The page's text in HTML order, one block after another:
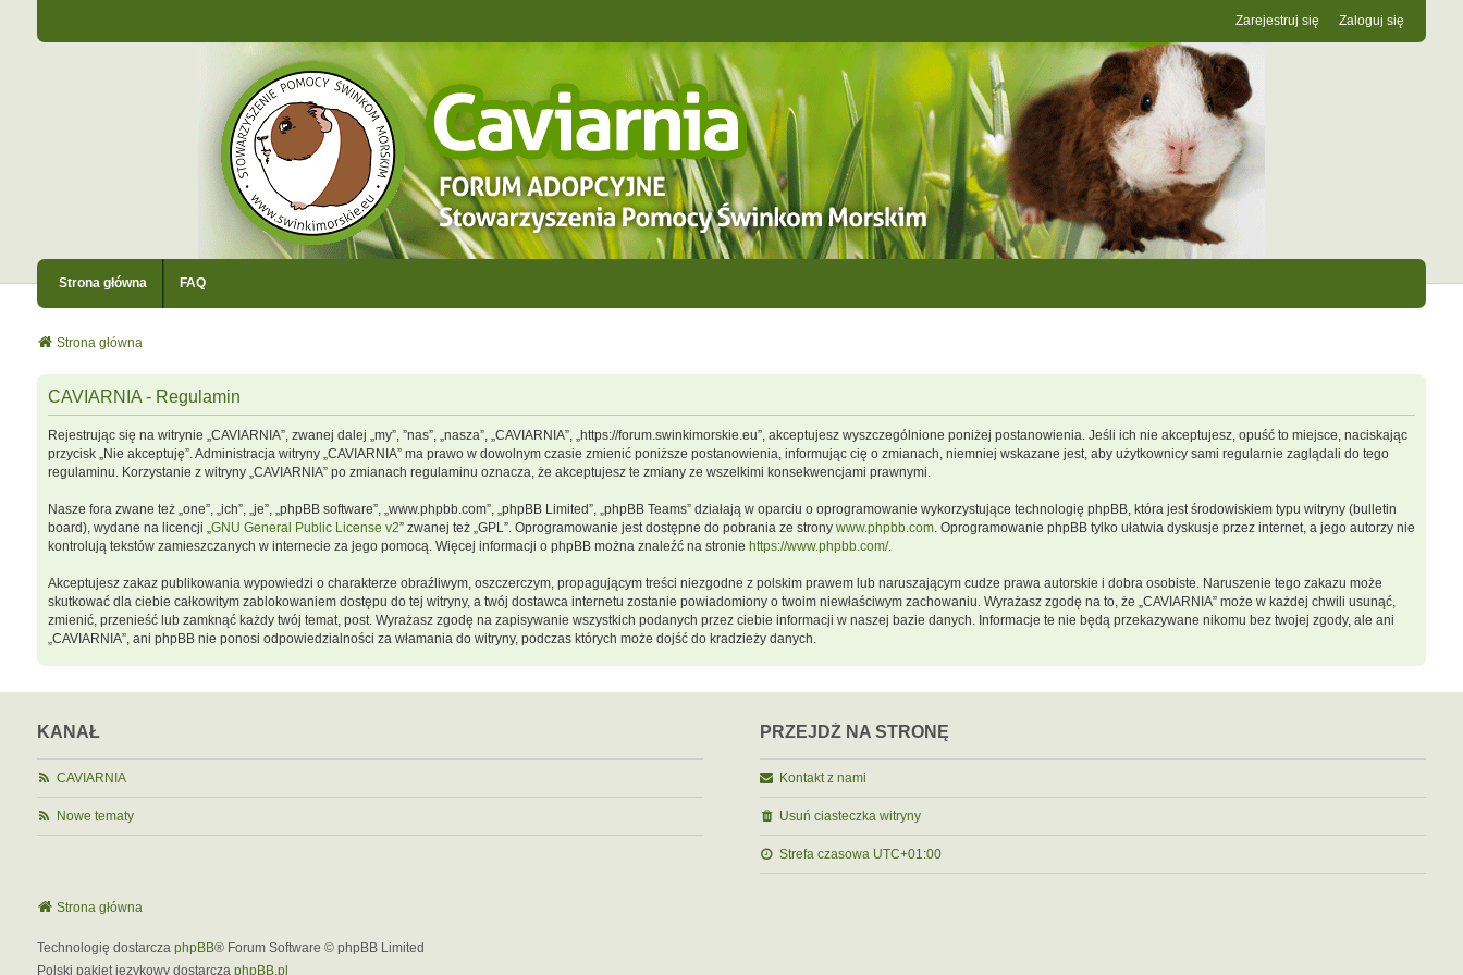
Zaloguj się
Zarejestruj się
Strona główna FAQ
Strona główna
CAVIARNIA - Regulamin
Rejestrując się na witrynie „CAVIARNIA”, zwanej dalej „my”, ”nas”, „nasza”, „CAVIARNIA”, „https://forum.swinkimorskie.eu”, akceptujesz wyszczególnione poniżej postanowienia. Jeśli ich nie akceptujesz, opuść to miejsce, naciskając
przycisk „Nie akceptuję”. Administracja witryny „CAVIARNIA” ma prawo w dowolnym czasie zmienić poniższe postanowienia, informując cię o zmianach, niemniej wskazane jest, aby użytkownicy sami regularnie zaglądali do tego
regulaminu. Korzystanie z witryny „CAVIARNIA” po zmianach regulaminu oznacza, że akceptujesz te zmiany ze wszelkimi konsekwencjami prawnymi.
Nasze fora zwane też „one”, „ich”, „je”, „phpBB software”, „www.phpbb.com”, „phpBB Limited”, „phpBB Teams” działają w oparciu o oprogramowanie wykorzystujące technologię phpBB, która jest środowiskiem typu witryny (bulletin
board), wydane na licencji „GNU General Public License v2” zwanej też „GPL”. Oprogramowanie jest dostępne do pobrania ze strony www.phpbb.com. Oprogramowanie phpBB tylko ułatwia dyskusje przez internet, a jego autorzy nie
kontrolują tekstów zamieszczanych w internecie za jego pomocą. Więcej informacji o phpBB można znaleźć na stronie https://www.phpbb.com/.
Akceptujesz zakaz publikowania wypowiedzi o charakterze obraźliwym, oszczerczym, propagującym treści niezgodne z polskim prawem lub naruszającym cudze prawa autorskie i dobra osobiste. Naruszenie tego zakazu może
skutkować dla ciebie całkowitym zablokowaniem dostępu do tej witryny, a twój dostawca internetu zostanie powiadomiony o twoim niewłaściwym zachowaniu. Wyrażasz zgodę na to, że „CAVIARNIA” może w każdej chwili usunąć,
zmienić, przenieść lub zamknąć każdy twój temat, post. Wyrażasz zgodę na zapisywanie wszystkich podanych przez ciebie informacji w naszej bazie danych. Informacje te nie będą przekazywane nikomu bez twojej zgody, ale ani
„CAVIARNIA”, ani phpBB nie ponosi odpowiedzialności za włamania do witryny, podczas których może dojść do kradzieży danych.
KANAŁ
CAVIARNIA
Nowe tematy
PRZEJDŹ NA STRONĘ
Kontakt z nami
Usuń ciasteczka witryny
Strefa czasowa UTC+01:00
Strona główna
Technologię dostarcza phpBB® Forum Software © phpBB Limited
Polski pakiet językowy dostarcza phpBB.pl